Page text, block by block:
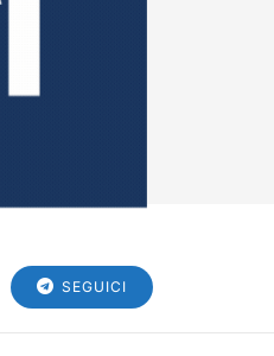
SEGUICI